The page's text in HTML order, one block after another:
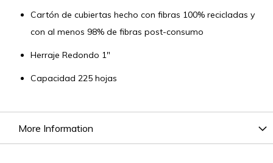
Cartón de cubiertas hecho con fibras 100% recicladas y
con al menos 98% de fibras post-consumo
Herraje Redondo 1"
Capacidad 225 hojas
More Information